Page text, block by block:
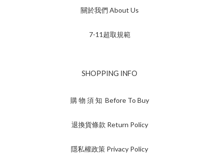
關於我們 About Us
7-11超取規範
SHOPPING INFO
購 物 須 知 Before To Buy
退換貨條款 Return Policy
隱私權政策 Privacy Policy